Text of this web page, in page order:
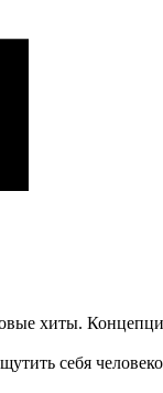
хиты.
себя